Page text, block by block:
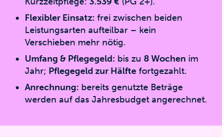
Flexibler Einsatz: frei zwischen beiden
Leistungsarten aufteilbar – kein
Verschieben mehr nötig.
Umfang & Pflegegeld: bis zu 8 Wochen im
Jahr; Pflegegeld zur Hälftefortgezahlt.
Anrechnung: bereits genutzte Beträge
werden auf das Jahresbudget angerechnet.